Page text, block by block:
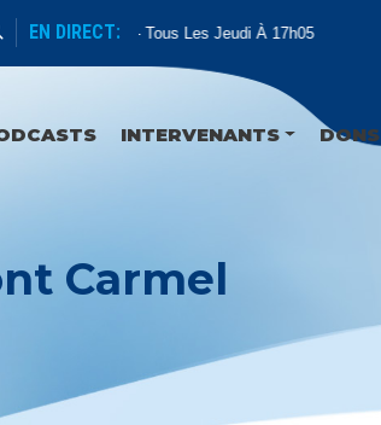
EN DIRECT:
Catholique Tous Les Jeudi À 17h05
INTERVENANTS DONS
Carmel